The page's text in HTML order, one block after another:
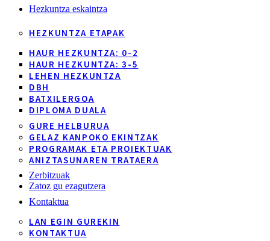
Hezkuntza eskaintza
HEZKUNTZA ETAPAK
HAUR HEZKUNTZA: 0-2
HAUR HEZKUNTZA: 3-5
LEHEN HEZKUNTZA
DBH
BATXILERGOA
DIPLOMA DUALA
GURE HELBURUA
GELAZ KANPOKO EKINTZAK
PROGRAMAK ETA PROIEKTUAK
ANIZTASUNAREN TRATAERA
Zerbitzuak
Zatoz gu ezagutzera
Kontaktua
LAN EGIN GUREKIN
KONTAKTUA